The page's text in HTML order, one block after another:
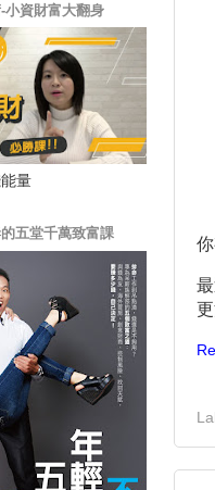
小資財富大翻身
量
五堂千萬致富課